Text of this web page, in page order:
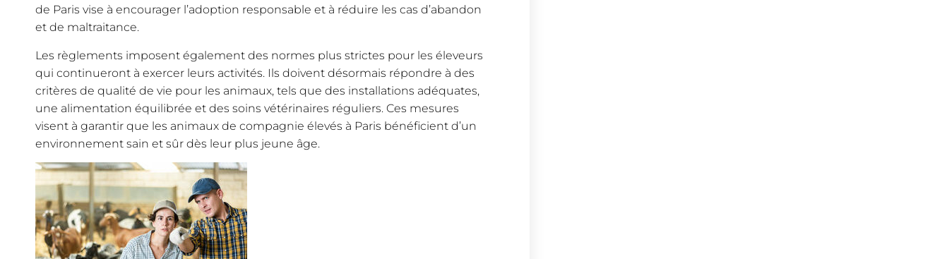
de Paris vise à encourager l’adoption responsable et à réduire les cas d’abandon
et de maltraitance.
Les règlements imposent également des normes plus strictes pour les éleveurs
qui continueront à exercer leurs activités. Ils doivent désormais répondre à des
critères de qualité de vie pour les animaux, tels que des installations adéquates,
une alimentation équilibrée et des soins vétérinaires réguliers. Ces mesures
visent à garantir que les animaux de compagnie élevés à Paris bénéficient d’un
environnement sain et sûr dès leur plus jeune âge.